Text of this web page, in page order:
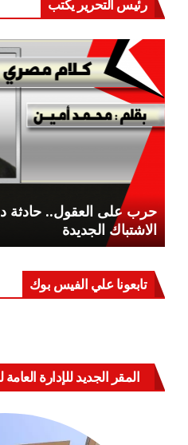
رئيس التحرير يكتب
حرب على العقول.. حادثة
الاشتباك الجديدة
تابعونا علي الفيس بوك
المقر الجديد للإدارة